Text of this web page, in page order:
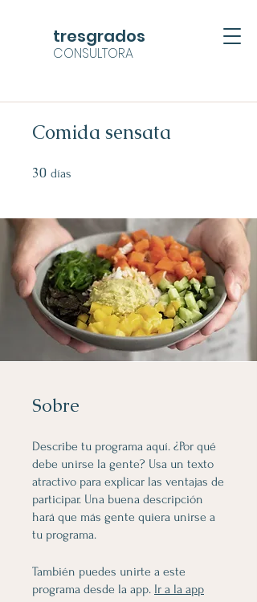
CONSULTORA
tresgrados
Comida sensata
30 días
Sobre
Describe tu programa aquí. ¿Por qué
debe unirse la gente? Usa un texto
atractivo para explicar las ventajas de
participar. Una buena descripción
hará que más gente quiera unirse a
tu programa.
También puedes unirte a este
programa desde la app. Ir a la app